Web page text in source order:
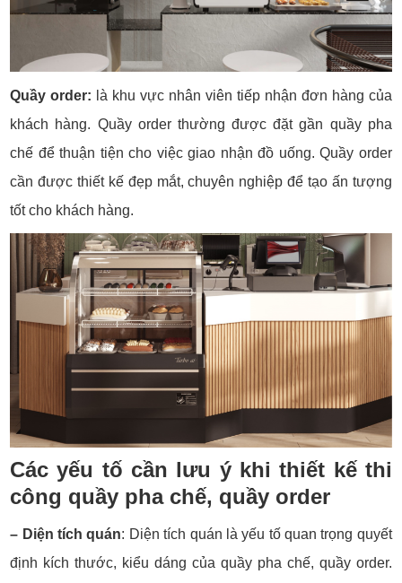
Quầy order: là khu vực nhân viên tiếp nhận đơn hàng của
khách hàng. Quầy order thường được đặt gần quầy pha
chế để thuận tiện cho việc giao nhận đồ uống. Quầy order
cần được thiết kế đẹp mắt, chuyên nghiệp để tạo ấn tượng
tốt cho khách hàng.
Các yếu tố cần lưu ý khi thiết kế thi
công quầy pha chế, quầy order
– Diện tích quán: Diện tích quán là yếu tố quan trọng quyết
định kích thước, kiểu dáng của quầy pha chế, quầy order.